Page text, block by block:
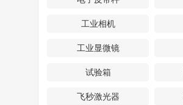
工业相机
工业显微镜
试验箱
飞秒激光器